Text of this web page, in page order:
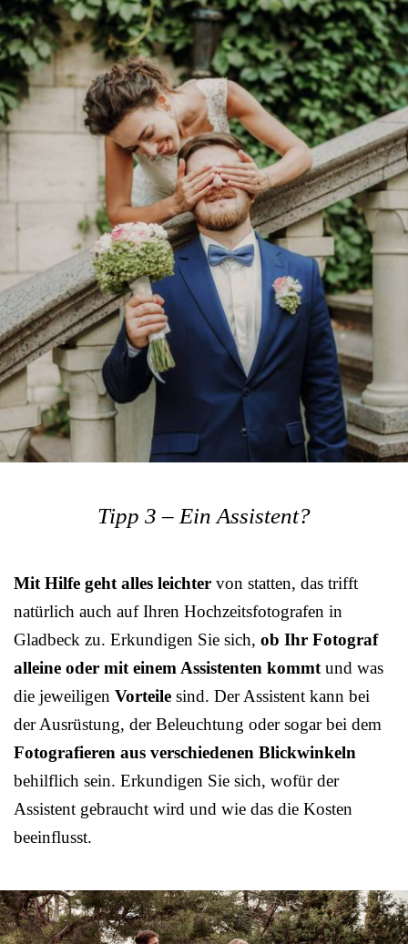
Tipp 3 – Ein Assistent?
Mit Hilfe geht alles leichter von statten, das trifft
natürlich auch auf Ihren Hochzeitsfotografen in
Gladbeck zu. Erkundigen Sie sich, ob Ihr Fotograf
alleine oder mit einem Assistenten kommt und was
die jeweiligen Vorteile sind. Der Assistent kann bei
der Ausrüstung, der Beleuchtung oder sogar bei dem
Fotografieren aus verschiedenen Blickwinkeln
behilflich sein. Erkundigen Sie sich, wofür der
Assistent gebraucht wird und wie das die Kosten
beeinflusst.